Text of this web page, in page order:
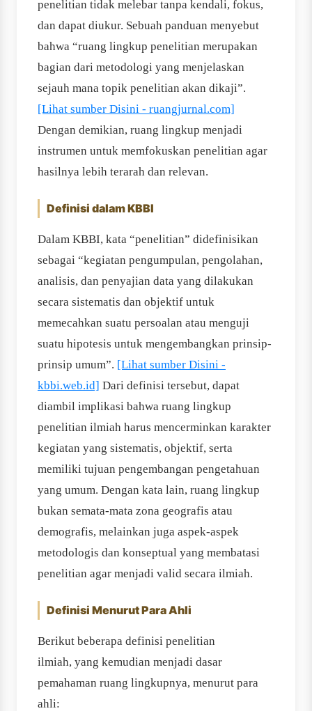
penelitian tidak melebar tanpa kendali, fokus,
dan dapat diukur. Sebuah panduan menyebut
bahwa “ruang lingkup penelitian merupakan
bagian dari metodologi yang menjelaskan
sejauh mana topik penelitian akan dikaji”.
[Lihat sumber Disini - ruangjurnal.com]
Dengan demikian, ruang lingkup menjadi
instrumen untuk memfokuskan penelitian agar
hasilnya lebih terarah dan relevan.
Definisi dalam KBBI
Dalam KBBI, kata “penelitian” didefinisikan
sebagai “kegiatan pengumpulan, pengolahan,
analisis, dan penyajian data yang dilakukan
secara sistematis dan objektif untuk
memecahkan suatu persoalan atau menguji
suatu hipotesis untuk mengembangkan prinsip‐
prinsip umum”. [Lihat sumber Disini -
kbbi.web.id] Dari definisi tersebut, dapat
diambil implikasi bahwa ruang lingkup
penelitian ilmiah harus mencerminkan karakter
kegiatan yang sistematis, objektif, serta
memiliki tujuan pengembangan pengetahuan
yang umum. Dengan kata lain, ruang lingkup
bukan semata‐mata zona geografis atau
demografis, melainkan juga aspek‐aspek
metodologis dan konseptual yang membatasi
penelitian agar menjadi valid secara ilmiah.
Definisi Menurut Para Ahli
Berikut beberapa definisi penelitian
ilmiah, yang kemudian menjadi dasar
pemahaman ruang lingkupnya, menurut para
ahli: